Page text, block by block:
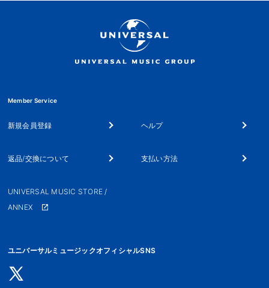
Member Service
新規会員登録 ヘルプ
返品/交換について 支払い方法
UNIVERSAL MUSIC STORE /
ANNEX
ユニバーサルミュージックオフィシャルSNS